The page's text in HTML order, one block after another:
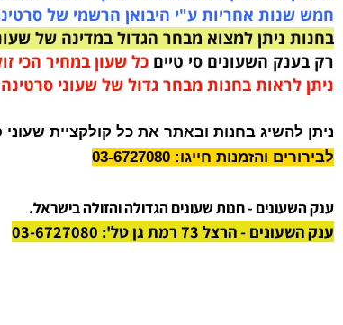
מ"מ.
נוספות:תאריך, ספרות ומחוגים זוהרים
מגיע בקופסא מהודרת ומקורית של חברת
אחריות ע"י היבואן הרשמי של סרטינה.
השעונים סי טייםכל שעון במחיר הכי זול
בחנות מבחר גדול של שעוני סרטינה
בחנות ובאתר את כל קולקציית שעוני
והזמנות חייגו: 03-6727080